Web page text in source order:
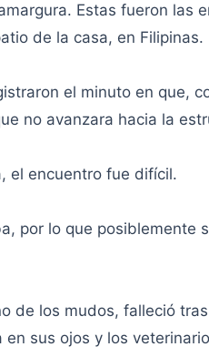
Estas fueron las
de la casa, en Filipinas.
el minuto en que,
no avanzara hacia la
el encuentro fue difícil.
por lo que posiblemente
de los mudos, falleció
sus ojos y los